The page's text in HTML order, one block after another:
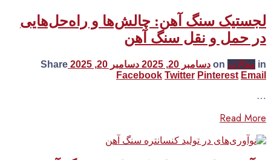
لجستیک سنگ آهن: چالش‌ها و راه‌حل‌هایی
در حمل و نقل سنگ آهن
in مقالات on دسامبر 20, 2025 دسامبر 20, 2025
Share
Facebook Twitter Pinterest Email
…
Read More